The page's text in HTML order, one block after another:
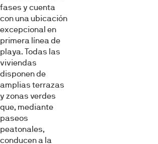
fases y cuenta
con una ubicación
excepcional en
primera línea de
playa. Todas las
viviendas
disponen de
amplias terrazas
y zonas verdes
que, mediante
paseos
peatonales,
conducen a la